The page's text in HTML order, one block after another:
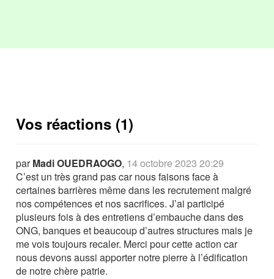
Vos réactions (1)
parMadi OUEDRAOGO, 14 octobre 2023 20:29
C’est un très grand pas car nous faisons face à
certaines barrières même dans les recrutement malgré
nos compétences et nos sacrifices. J’ai participé
plusieurs fois à des entretiens d’embauche dans des
ONG, banques et beaucoup d’autres structures mais je
me vois toujours recaler. Merci pour cette action car
nous devons aussi apporter notre pierre à l’édification
de notre chère patrie.